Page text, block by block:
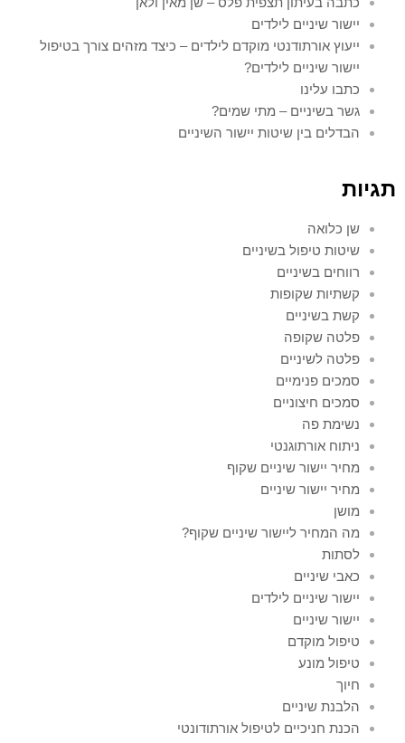
יישור שיניים לילדים
ייעוץ אורתודנטי מוקדם לילדים – כיצד מזהים צורך בטיפול
יישור שיניים לילדים?
כתבו עלינו
גשר בשיניים – מתי שמים?
הבדלים בין שיטות יישור השיניים
תגיות
שן כלואה
שיטות טיפול בשיניים
רווחים בשיניים
קשתיות שקופות
קשת בשיניים
פלטה שקופה
פלטה לשיניים
סמכים פנימיים
סמכים חיצוניים
נשימת פה
ניתוח אורתוגנטי
מחיר יישור שיניים שקוף
מחיר יישור שיניים
מושן
מה המחיר ליישור שיניים שקוף?
לסתות
כאבי שיניים
יישור שיניים לילדים
יישור שיניים
טיפול מוקדם
טיפול מונע
חיוך
הלבנת שיניים
הכנת חניכיים לטיפול אורתודונטי